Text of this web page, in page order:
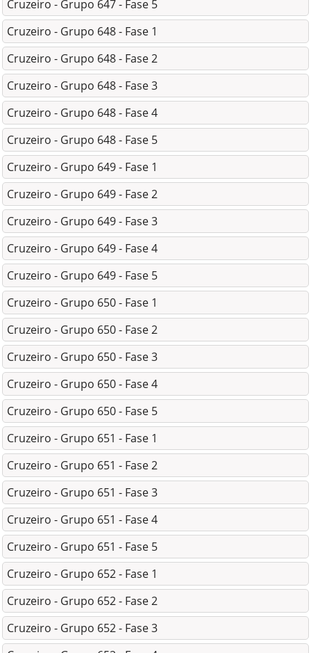
Cruzeiro - Grupo 647 - Fase 5
Cruzeiro - Grupo 648 - Fase 1
Cruzeiro - Grupo 648 - Fase 2
Cruzeiro - Grupo 648 - Fase 3
Cruzeiro - Grupo 648 - Fase 4
Cruzeiro - Grupo 648 - Fase 5
Cruzeiro - Grupo 649 - Fase 1
Cruzeiro - Grupo 649 - Fase 2
Cruzeiro - Grupo 649 - Fase 3
Cruzeiro - Grupo 649 - Fase 4
Cruzeiro - Grupo 649 - Fase 5
Cruzeiro - Grupo 650 - Fase 1
Cruzeiro - Grupo 650 - Fase 2
Cruzeiro - Grupo 650 - Fase 3
Cruzeiro - Grupo 650 - Fase 4
Cruzeiro - Grupo 650 - Fase 5
Cruzeiro - Grupo 651 - Fase 1
Cruzeiro - Grupo 651 - Fase 2
Cruzeiro - Grupo 651 - Fase 3
Cruzeiro - Grupo 651 - Fase 4
Cruzeiro - Grupo 651 - Fase 5
Cruzeiro - Grupo 652 - Fase 1
Cruzeiro - Grupo 652 - Fase 2
Cruzeiro - Grupo 652 - Fase 3